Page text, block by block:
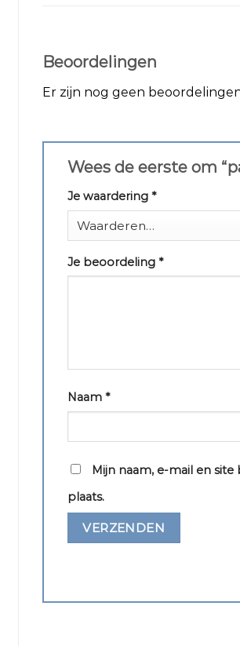
Beoordelingen
Er zijn nog geen
Wees de eerste om
Je waardering *
Je beoordeling *
Naam *
Mijn naam, e-mail en
plaats.